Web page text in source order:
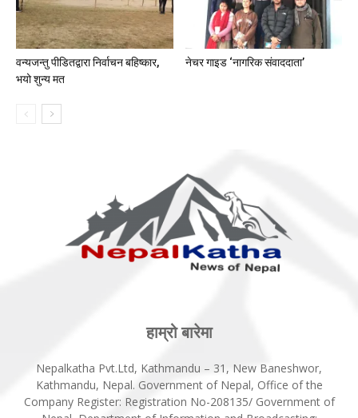
वन्यजन्तु पीडितद्वारा निर्वाचन बहिष्कार,
भयो शुन्य मत
नेचर गाइड ‘नागरिक संवाददाता’
हाम्रो बारेमा
Nepalkatha Pvt.Ltd, Kathmandu – 31, New Baneshwor,
Kathmandu, Nepal. Government of Nepal, Office of the
Company Register: Registration No-208135/ Government of